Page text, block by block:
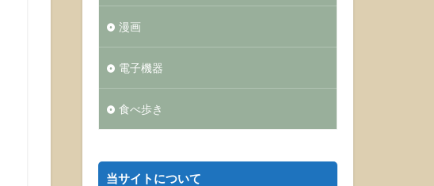
漫画
電子機器
食べ歩き
当サイトについて